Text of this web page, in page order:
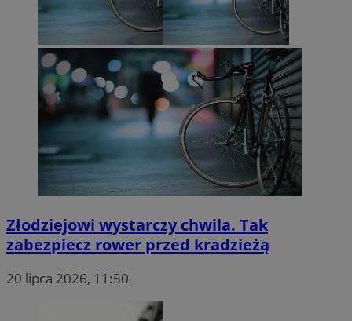
Złodziejowi wystarczy chwila. Tak
zabezpiecz rower przed kradzieżą
20 lipca 2026, 11:50